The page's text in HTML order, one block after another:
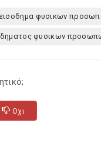
εισοδημα φυσικων
φυσικων
Οχι